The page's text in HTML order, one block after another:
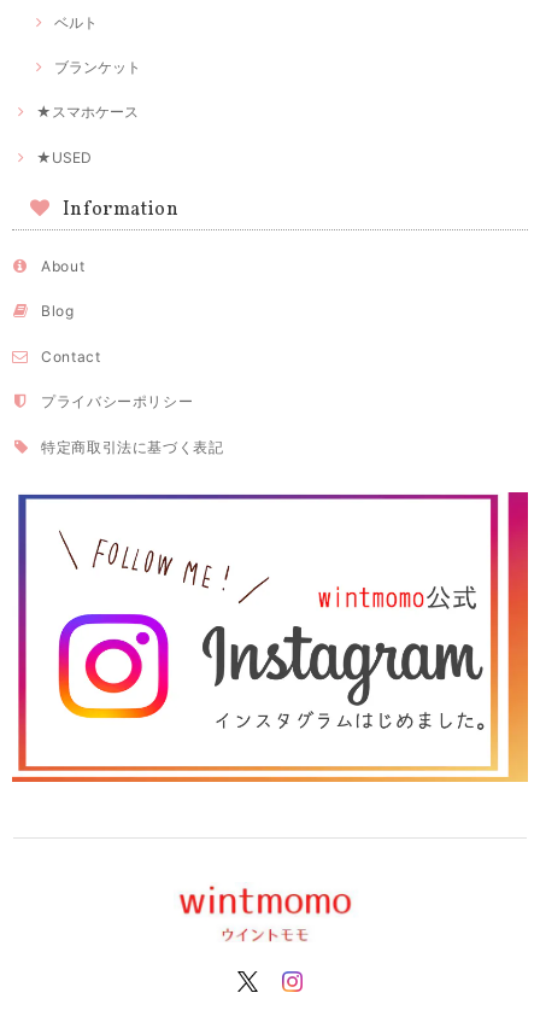
ベルト
ブランケット
★スマホケース
★USED
Information
About
Blog
Contact
プライバシーポリシー
特定商取引法に基づく表記